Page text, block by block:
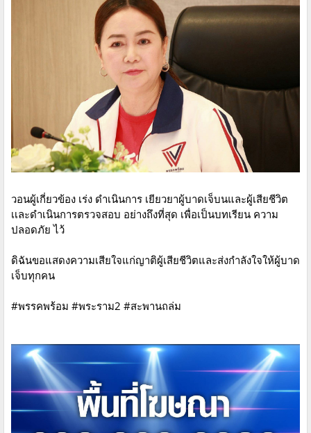
วอนผู้เกี่ยวข้อง เร่ง ดำเนินการ เยียวยาผู้บาดเจ็บนและผู้เสียชีวิต
เเละดำเนินการตรวจสอบ อย่างถึงที่สุด เพื่อเป็นบทเรียน ความ
ปลอดภัย ไว้
ดิฉันขอแสดงความเสียใจแก่ญาติผู้เสียชีวิตและส่งกำลังใจให้ผู้บาด
เจ็บทุกคน
#พรรคพร้อม #พระราม2 #สะพานถล่ม